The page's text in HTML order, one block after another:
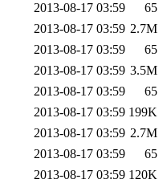
2013-08-17 03:59
65
2013-08-17 03:59 2.7M
2013-08-17 03:59
65
2013-08-17 03:59 3.5M
2013-08-17 03:59
65
2013-08-17 03:59 199K
2013-08-17 03:59 2.7M
2013-08-17 03:59
65
2013-08-17 03:59 120K